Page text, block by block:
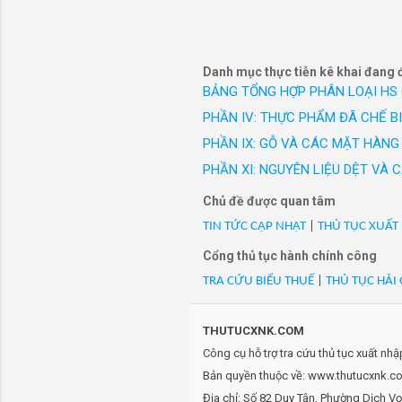
- Mã HS 39269099: Ốp
hàng:81139K35V00ZC,
- Mã HS 39269099: Ốp
hàng:81139K97T00ZJ,
- Mã HS 39269099:
- Mã HS 39269099: ỐP
- Mã HS 39269099: ỐP
- Mã HS 39269099: ỐP
- Mã HS 39269099: ỐP
- Mã HS 39269099: ỐP
(xk)
- Mã HS 39269099: Ốp
100%/ (xk)
- Mã HS 39269099: ỐP
- Mã HS 39269099: ỐP
Danh mục thực tiễn kê khai đang
BẢNG TỔNG HỢP PHÂN LOẠI HS
PHẦN IV: THỰC PHẨM ĐÃ CHẾ
PHẦN IX: GỖ VÀ CÁC MẶT
PHẦN XI: NGUYÊN LIỆU DỆT VÀ
Chủ đề được quan tâm
TIN TỨC CẬP NHẬT| THỦ TỤC
Cổng thủ tục hành chính công
TRA CỨU BIỂU THUẾ THỦ TỤC HẢI
THUTUCXNK.COM
Công cụ hỗ trợ tra cứu thủ tục xuất
Bản quyền thuộc về:
Địa chỉ: Số 82 Duy Tân, Phường Dịch